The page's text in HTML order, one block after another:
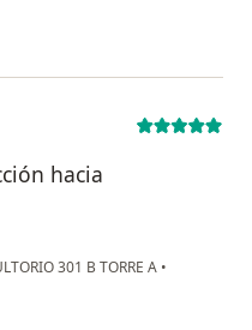
hacia
301 B TORRE A •